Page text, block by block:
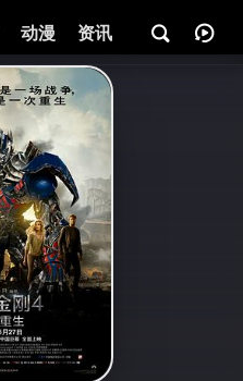
动漫 资讯